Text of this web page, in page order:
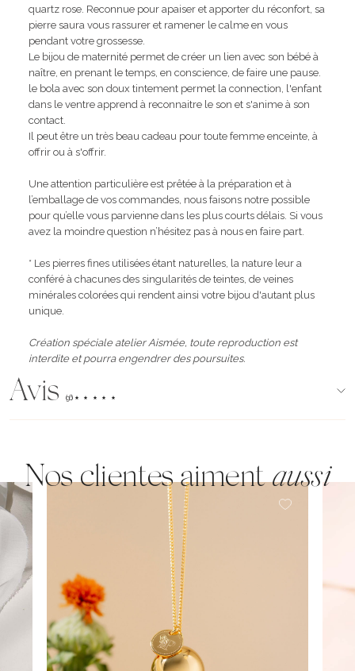
quartz rose. Reconnue pour apaiser et apporter du réconfort, sa
pierre saura vous rassurer et ramener le calme en vous
pendant votre grossesse.
Le bijou de maternité permet de créer un lien avec son bébé à
naître, en prenant le temps, en conscience, de faire une pause.
le bola avec son doux tintement permet la connection, l'enfant
dans le ventre apprend à reconnaitre le son et s'anime à son
contact.
Il peut être un très beau cadeau pour toute femme enceinte, à
offrir ou à s'offrir.
Une attention particulière est prêtée à la préparation et à
l’emballage de vos commandes, nous faisons notre possible
pour qu’elle vous parvienne dans les plus courts délais. Si vous
avez la moindre question n’hésitez pas à nous en faire part.
* Les pierres fines utilisées étant naturelles, la nature leur a
conféré à chacunes des singularités de teintes, de veines
minérales colorées qui rendent ainsi votre bijou d'autant plus
unique.
Création spéciale atelier Aismée, toute reproduction est
interdite et pourra engendrer des poursuites.
Avis (96)
Nos clientes aimentaussi